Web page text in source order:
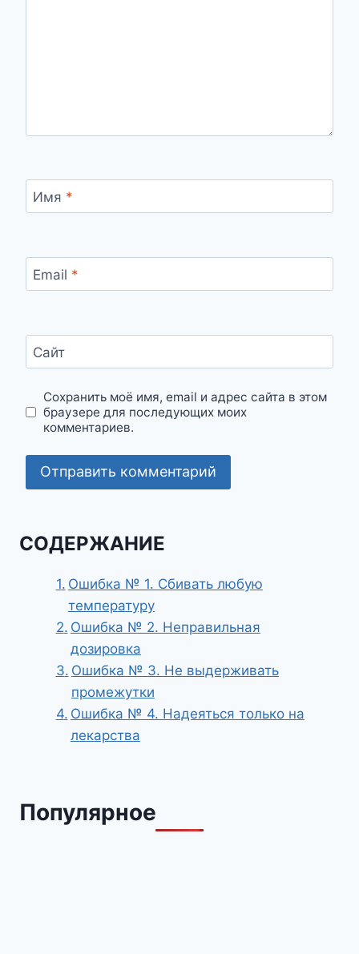
Имя *
Email *
Сайт
Сохранить моё имя, email и адрес сайта в этом
браузере для последующих моих
комментариев.
СОДЕРЖАНИЕ
Ошибка № 1. Сбивать любую
температуру
Ошибка № 2. Неправильная
дозировка
Ошибка № 3. Не выдерживать
промежутки
Ошибка № 4. Надеяться только на
лекарства
Популярное